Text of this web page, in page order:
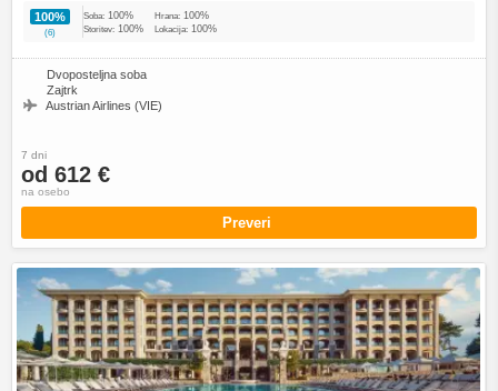
100%
(6)
Soba: 100% Hrana: 100%
Storitev: 100% Lokacija: 100%
Dvoposteljna soba
Zajtrk
Austrian Airlines (VIE)
7 dni
od 612 €
na osebo
Preveri